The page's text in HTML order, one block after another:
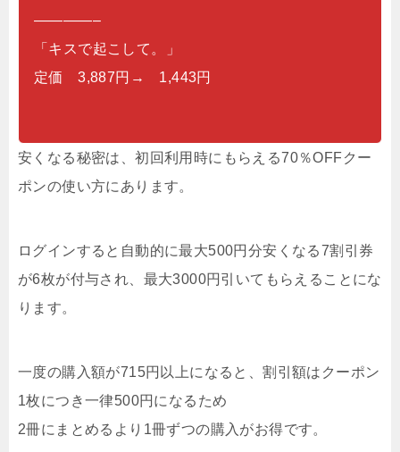
————–
「キスで起こして。」
定価 3,887円→ 1,443円
安くなる秘密は、初回利用時にもらえる70％OFFクー
ポンの使い方にあります。
ログインすると自動的に最大500円分安くなる7割引券
が6枚が付与され、最大3000円引いてもらえることにな
ります。
一度の購入額が715円以上になると、割引額はクーポン
1枚につき一律500円になるため
2冊にまとめるより1冊ずつの購入がお得です。